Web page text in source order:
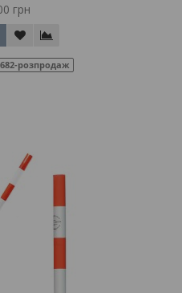
грн
розпродаж